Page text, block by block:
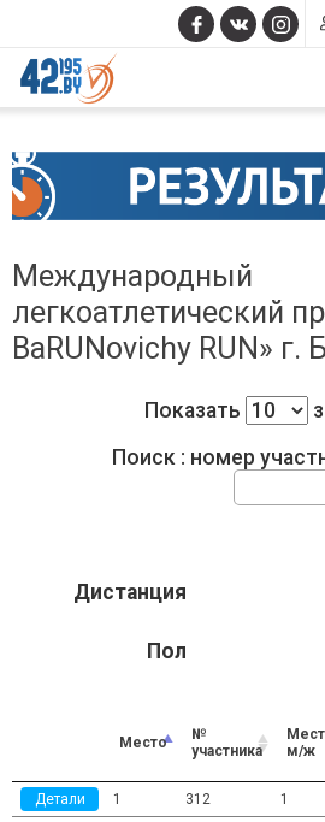
MAIN
CONTENT
17
2015
Международный
легкоатлетический
BaRUNovichy RUN» г.
Показать
Поиск : номер
Дистанция
Пол
Место
№
участника
м/ж
Детали 1 312 1